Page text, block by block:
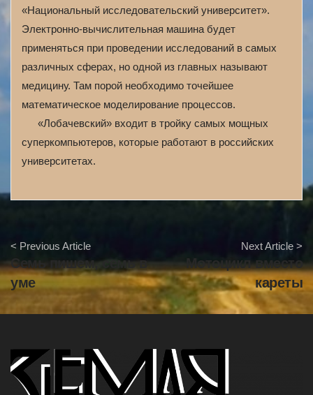
«Национальный исследовательский университет».
Электронно-вычислительная машина будет
применяться при проведении исследований в самых
различных сферах, но одной из главных называют
медицину. Там порой необходимо точейшее
математическое моделирование процессов.
«Лобачевский» входит в тройку самых мощных
суперкомпьютеров, которые работают в российских
университетах.
r
t
i
c
a
v
< Previous Article
Семь пишем, семь в
уме
Next Article >
Мотоцикл вместо
кареты